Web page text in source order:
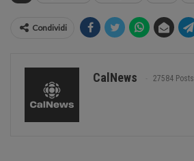
Condividi
CalNews 27584 Posts